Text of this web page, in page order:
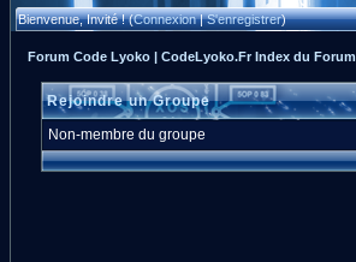
Bienvenue, Invité ! (Connexion|S'enregistrer)
Forum Code Lyoko | CodeLyoko.Fr Index du Forum
Rejoindre un Groupe
Non-membre du groupe